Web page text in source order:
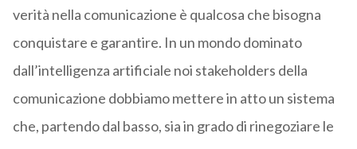
verità nella comunicazione è qualcosa che bisogna
conquistare e garantire. In un mondo dominato
dall’intelligenza artificiale noi stakeholders della
comunicazione dobbiamo mettere in atto un sistema
che, partendo dal basso, sia in grado di rinegoziare le